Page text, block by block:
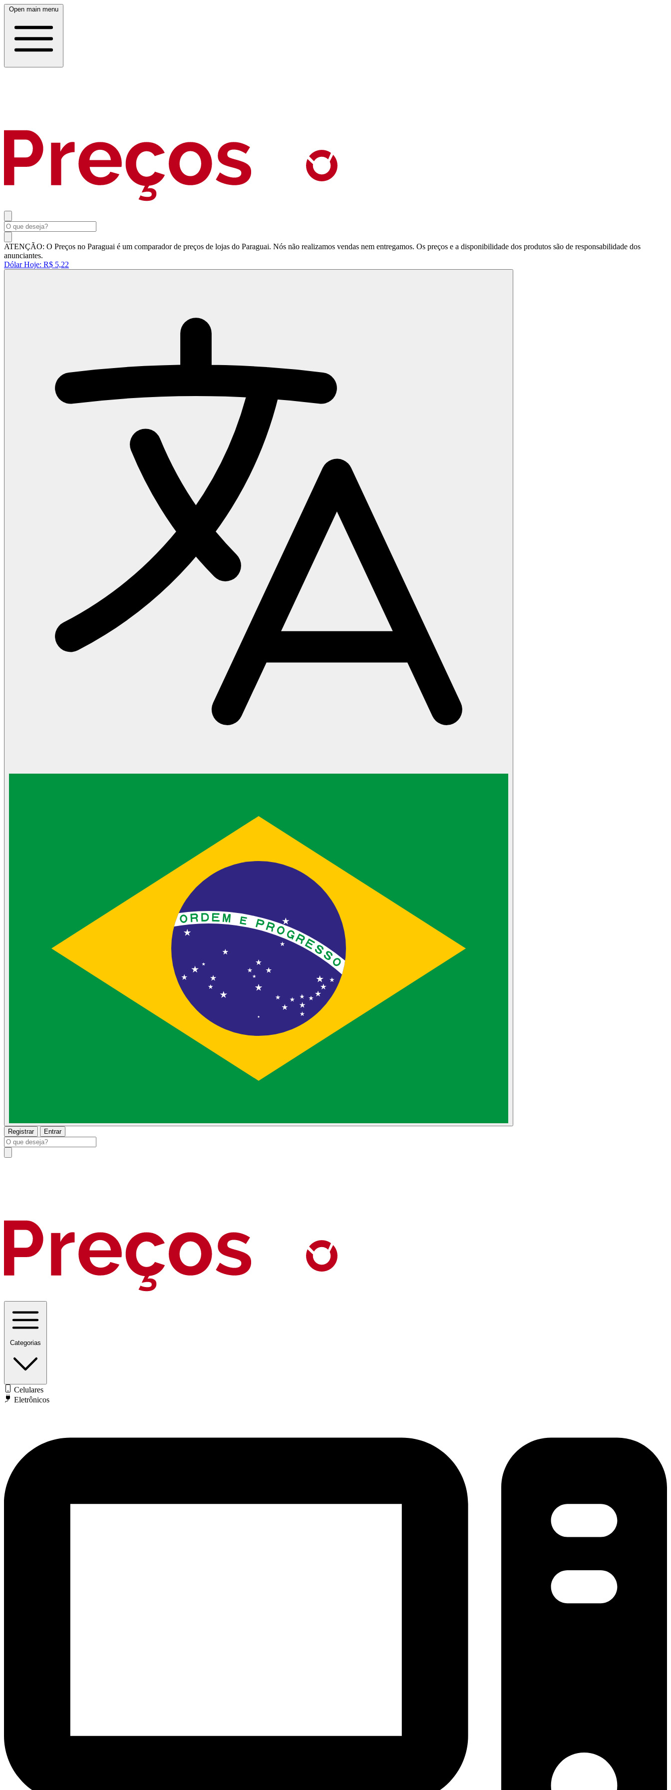
Open main menu
ATENÇÃO: O Preços no Paraguai é um comparador de preços de lojas do Paraguai. Nós não realizamos vendas nem entregamos. Os preços e a disponibilidade dos produtos são de responsabilidade dos
anunciantes.
Dólar Hoje: R$ 5,22
Registrar Entrar
Categorias
Celulares
Eletrônicos